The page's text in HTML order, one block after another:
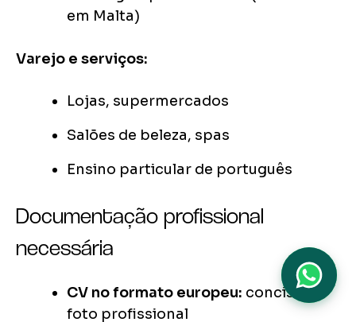
em Malta)
Varejo e serviços:
Lojas, supermercados
Salões de beleza, spas
Ensino particular de português
Documentação profissional
necessária
CV no formato europeu: conciso,
foto profissional